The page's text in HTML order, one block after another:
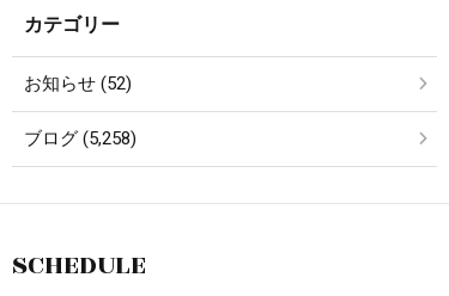
カテゴリー
お知らせ (52)
ブログ (5,258)
SCHEDULE